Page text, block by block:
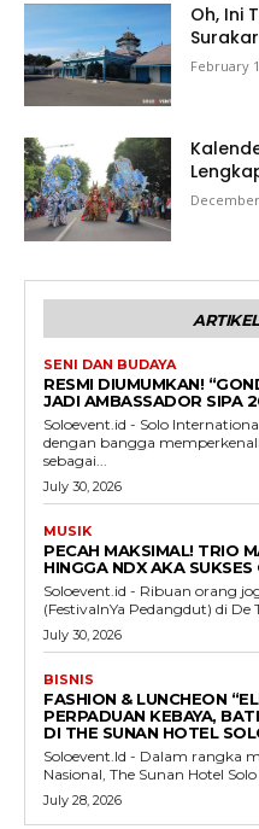
Oh, Ini
February
SENI DAN BUDAYA
RESMI DIUMUMKAN!
JADI AMBASSADOR SIPA
Soloevent.id - Solo
dengan bangga
sebagai...
July 30, 2026
MUSIK
PECAH MAKSIMAL! TRIO
HINGGA NDX AKA
Soloevent.id - Ribuan orang
(FestivalnYa Pedangdut) di De
July 30, 2026
BISNIS
FASHION & LUNCHEON
PERPADUAN KEBAYA,
DI THE SUNAN HOTEL
Soloevent.Id - Dalam rangka
Nasional, The Sunan Hotel
July 28, 2026